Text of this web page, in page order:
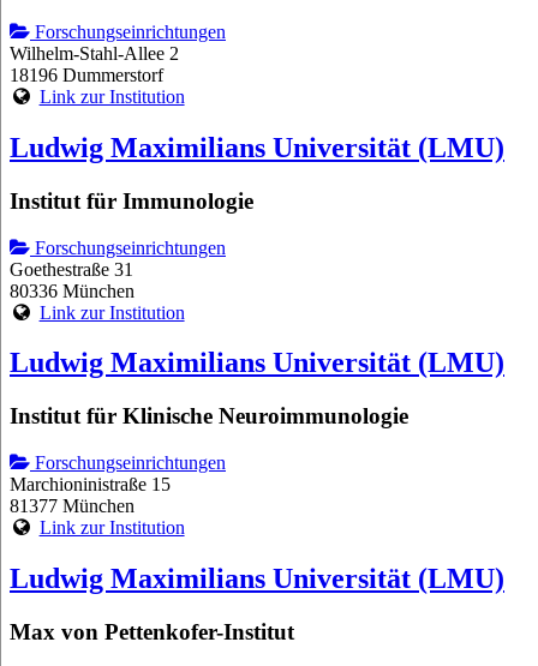
Forschungseinrichtungen
Wilhelm-Stahl-Allee 2
18196 Dummerstorf
Link zur Institution
Ludwig Maximilians Universität (LMU)
Institut für Immunologie
Forschungseinrichtungen
Goethestraße 31
80336 München
Link zur Institution
Ludwig Maximilians Universität (LMU)
Institut für Klinische Neuroimmunologie
Forschungseinrichtungen
Marchioninistraße 15
81377 München
Link zur Institution
Ludwig Maximilians Universität (LMU)
Max von Pettenkofer-Institut